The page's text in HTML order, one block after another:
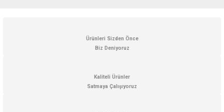
Görüş ve önerileriniz için teşekkür ederiz.
Ürün açıklamasında eksik bilgiler bulunuyor.
Ürün bilgilerinde hatalar bulunuyor.
Ürünleri Sizden Önce
Biz Deniyoruz
Kaliteli Ürünler
Satmaya Çalışıyoruz